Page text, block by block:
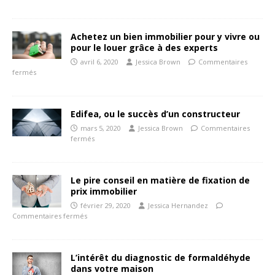
Achetez un bien immobilier pour y vivre ou
pour le louer grâce à des experts
avril 6, 2020 Jessica Brown
Commentaires
fermés
Edifea, ou le succès d’un constructeur
mars 5, 2020 Jessica Brown
Commentaires
fermés
Le pire conseil en matière de fixation de
prix immobilier
février 29, 2020
Jessica Hernandez
Commentaires fermés
L’intérêt du diagnostic de formaldéhyde
dans votre maison